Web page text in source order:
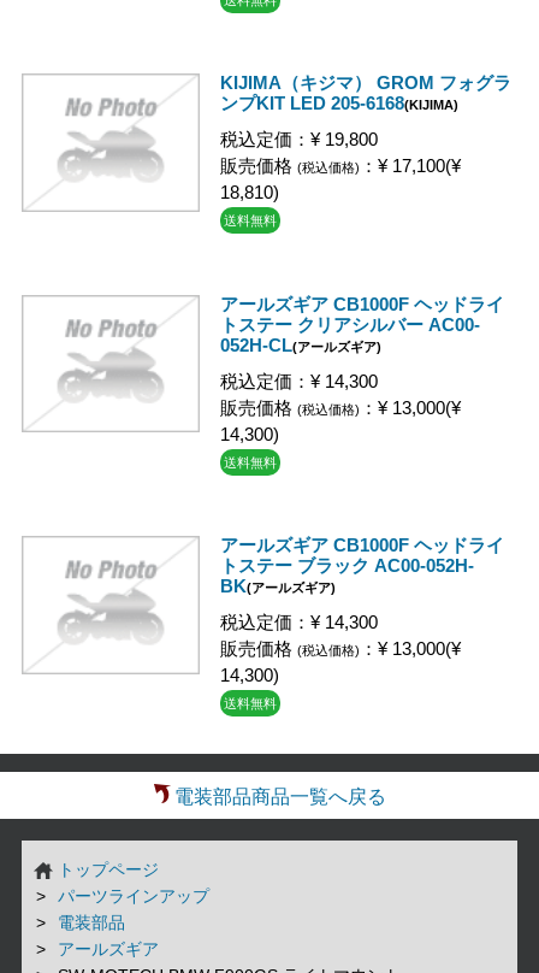
KIJIMA（キジマ） GROM フォグラ
ンプKIT LED 205-6168(KIJIMA)
税込定価：¥ 19,800
販売価格 (税込価格) ：¥ 17,100(¥
18,810)
送料無料
アールズギア CB1000F ヘッドライ
トステー クリアシルバー AC00-
052H-CL(アールズギア)
税込定価：¥ 14,300
販売価格 (税込価格) ：¥ 13,000(¥
14,300)
送料無料
アールズギア CB1000F ヘッドライ
トステー ブラック AC00-052H-
BK(アールズギア)
税込定価：¥ 14,300
販売価格 (税込価格) ：¥ 13,000(¥
14,300)
送料無料
電装部品商品一覧へ戻る
トップページ
パーツラインアップ
電装部品
アールズギア